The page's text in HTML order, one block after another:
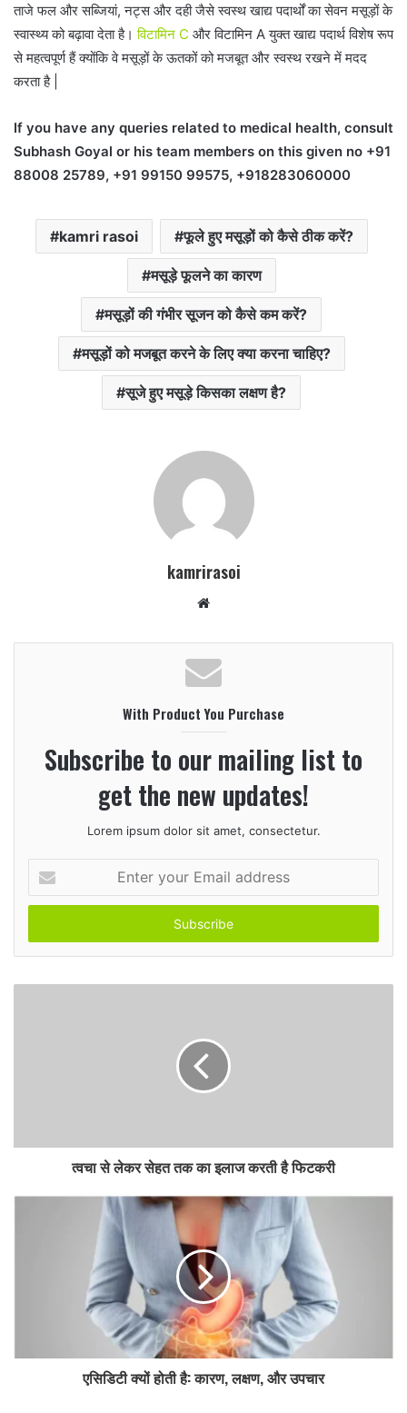
ताजे फल और सब्जियां, नट्स और दही जैसे स्वस्थ खाद्य पदार्थों का सेवन मसूड़ों के
स्वास्थ्य को बढ़ावा देता है।विटामिन C और विटामिन A युक्त खाद्य पदार्थ विशेष रूप
से महत्वपूर्ण हैं क्योंकि वे मसूड़ों के ऊतकों को मजबूत और स्वस्थ रखने में मदद
करता है |
If you have any queries related to medical health, consult
Subhash Goyal or his team members on this given no +91
88008 25789, +91 99150 99575, +918283060000
kamri rasoi फूले हुए मसूड़ों को कैसे ठीक करें?
मसूड़े फूलने का कारण
मसूड़ों की गंभीर सूजन को कैसे कम करें?
मसूड़ों को मजबूत करने के लिए क्या करना चाहिए?
सूजे हुए मसूड़े किसका लक्षण है?
kamrirasoi
b
s
i
t
e
With Product You Purchase
Subscribe to our mailing list to
get the new updates!
Lorem ipsum dolor sit amet, consectetur.
t
r
o
त्वचा से लेकर सेहत तक का इलाज करती है फिटकरी
एसिडिटी क्यों होती है: कारण, लक्षण, और उपचार